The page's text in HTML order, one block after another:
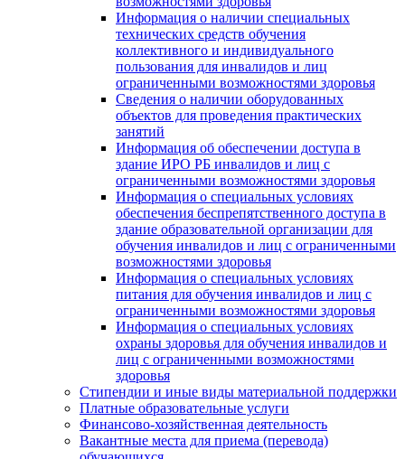
Информация о наличии специальных
технических средств обучения
коллективного и индивидуального
пользования для инвалидов и лиц
ограниченными возможностями здоровья
Сведения о наличии оборудованных
объектов для проведения практических
занятий
Информация об обеспечении доступа в
здание ИРО РБ инвалидов и лиц с
ограниченными возможностями здоровья
Информация о специальных условиях
обеспечения беспрепятственного доступа в
здание образовательной организации для
обучения инвалидов и лиц с ограниченными
возможностями здоровья
Информация о специальных условиях
питания для обучения инвалидов и лиц с
ограниченными возможностями здоровья
Информация о специальных условиях
охраны здоровья для обучения инвалидов и
лиц с ограниченными возможностями
здоровья
Стипендии и иные виды материальной поддержки
Платные образовательные услуги
Финансово-хозяйственная деятельность
Вакантные места для приема (перевода)